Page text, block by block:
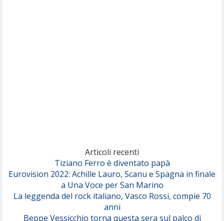
Articoli recenti
Tiziano Ferro è diventato papà
Eurovision 2022: Achille Lauro, Scanu e Spagna in finale
a Una Voce per San Marino
La leggenda del rock italiano, Vasco Rossi, compie 70
anni
Beppe Vessicchio torna questa sera sul palco di